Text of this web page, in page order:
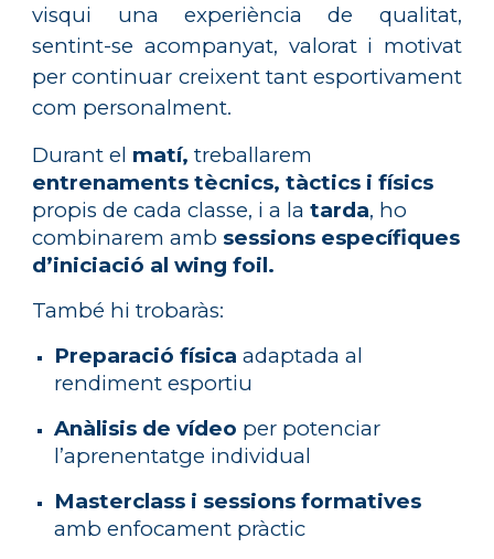
visqui una experiència de qualitat,
sentint-se acompanyat, valorat i motivat
per continuar creixent tant esportivament
com personalment.
Durant el matí, treballarem
entrenaments tècnics, tàctics i físics
propis de cada classe, i a latarda, ho
combinarem amb sessions específiques
d’iniciació al wing foil.
També hi trobaràs:
Preparació física adaptada al
rendiment esportiu
Anàlisis de vídeo per potenciar
l’aprenentatge individual
Masterclass i sessions formatives
amb enfocament pràctic